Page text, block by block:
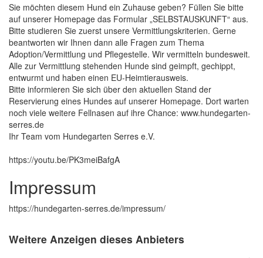
Sie möchten diesem Hund ein Zuhause geben? Füllen Sie bitte
auf unserer Homepage das Formular „SELBSTAUSKUNFT“ aus.
Bitte studieren Sie zuerst unsere Vermittlungskriterien. Gerne
beantworten wir Ihnen dann alle Fragen zum Thema
Adoption/Vermittlung und Pflegestelle. Wir vermitteln bundesweit.
Alle zur Vermittlung stehenden Hunde sind geimpft, gechippt,
entwurmt und haben einen EU-Heimtierausweis.
Bitte informieren Sie sich über den aktuellen Stand der
Reservierung eines Hundes auf unserer Homepage. Dort warten
noch viele weitere Fellnasen auf ihre Chance: www.hundegarten-
serres.de
Ihr Team vom Hundegarten Serres e.V.
https://youtu.be/PK3meiBafgA
Impressum
https://hundegarten-serres.de/impressum/
Weitere Anzeigen dieses Anbieters